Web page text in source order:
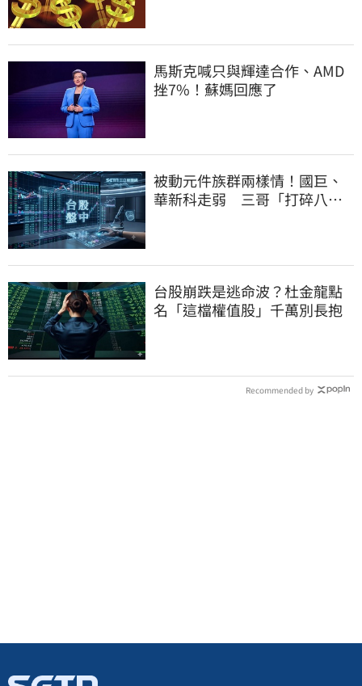
馬斯克喊只與輝達合作、AMD
挫7%！蘇媽回應了
被動元件族群兩樣情！國巨、
華新科走弱 三哥「打碎八卦
台股崩跌是逃命波？杜金龍點
名「這檔權值股」千萬別長抱
Recommended by